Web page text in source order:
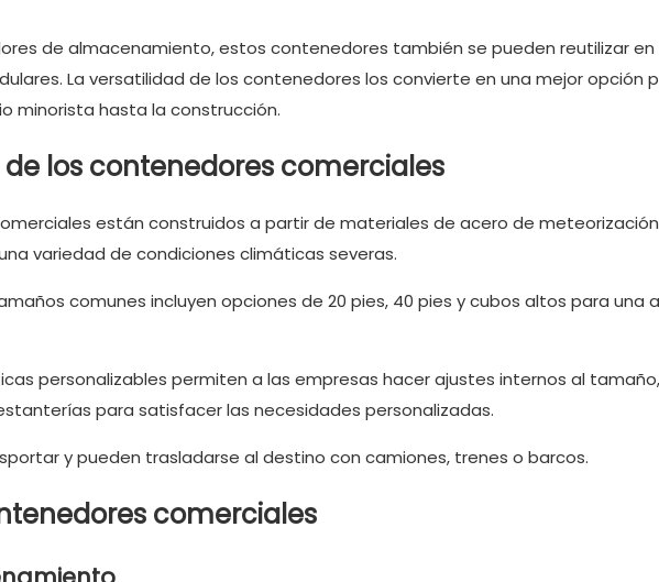
de almacenamiento, estos contenedores también se pueden reutilizar
La versatilidad de los contenedores los convierte en una mejor opción
minorista hasta la construcción.
los contenedores comerciales
están construidos a partir de materiales de acero de meteorización
variedad de condiciones climáticas severas.
comunes incluyen opciones de 20 pies, 40 pies y cubos altos para una
personalizables permiten a las empresas hacer ajustes internos al tamaño,
para satisfacer las necesidades personalizadas.
y pueden trasladarse al destino con camiones, trenes o barcos.
comerciales